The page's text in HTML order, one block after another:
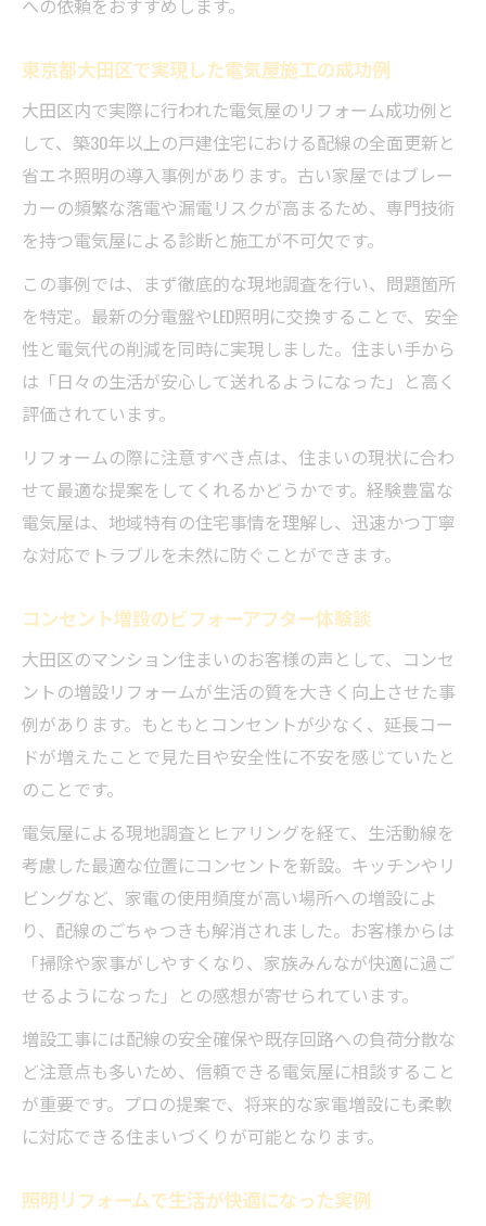
への依頼をおすすめします。
東京都大田区で実現した電気屋施工の成功例
大田区内で実際に行われた電気屋のリフォーム成功例と
して、築30年以上の戸建住宅における配線の全面更新と
省エネ照明の導入事例があります。古い家屋ではブレー
カーの頻繁な落電や漏電リスクが高まるため、専門技術
を持つ電気屋による診断と施工が不可欠です。
この事例では、まず徹底的な現地調査を行い、問題箇所
を特定。最新の分電盤やLED照明に交換することで、安全
性と電気代の削減を同時に実現しました。住まい手から
は「日々の生活が安心して送れるようになった」と高く
評価されています。
リフォームの際に注意すべき点は、住まいの現状に合わ
せて最適な提案をしてくれるかどうかです。経験豊富な
電気屋は、地域特有の住宅事情を理解し、迅速かつ丁寧
な対応でトラブルを未然に防ぐことができます。
コンセント増設のビフォーアフター体験談
大田区のマンション住まいのお客様の声として、コンセ
ントの増設リフォームが生活の質を大きく向上させた事
例があります。もともとコンセントが少なく、延長コー
ドが増えたことで見た目や安全性に不安を感じていたと
のことです。
電気屋による現地調査とヒアリングを経て、生活動線を
考慮した最適な位置にコンセントを新設。キッチンやリ
ビングなど、家電の使用頻度が高い場所への増設によ
り、配線のごちゃつきも解消されました。お客様からは
「掃除や家事がしやすくなり、家族みんなが快適に過ご
せるようになった」との感想が寄せられています。
増設工事には配線の安全確保や既存回路への負荷分散な
ど注意点も多いため、信頼できる電気屋に相談すること
が重要です。プロの提案で、将来的な家電増設にも柔軟
に対応できる住まいづくりが可能となります。
照明リフォームで生活が快適になった実例